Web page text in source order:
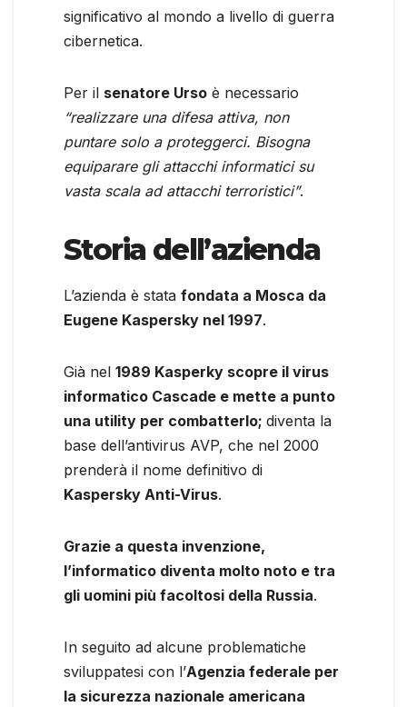
significativo al mondo a livello di guerra
cibernetica.
Per il senatore Urso è necessario
“realizzare una difesa attiva, non
puntare solo a proteggerci. Bisogna
equiparare gli attacchi informatici su
vasta scala ad attacchi terroristici”.
Storia dell’azienda
L’azienda è stata fondata a Mosca da
Eugene Kaspersky nel 1997.
Già nel 1989 Kasperky scopre il virus
informatico Cascade e mette a punto
una utility per combatterlo; diventa la
base dell’antivirus AVP, che nel 2000
prenderà il nome definitivo di
Kaspersky Anti-Virus.
Grazie a questa invenzione,
l’informatico diventa molto noto e tra
gli uomini più facoltosi della Russia.
In seguito ad alcune problematiche
sviluppatesi con l’Agenzia federale per
la sicurezza nazionale americana